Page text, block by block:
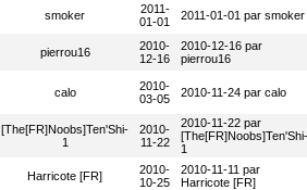
smoker
2011-
01-01
2011-01-01 par smoker
pierrou16
2010-
12-16
2010-12-16 par
pierrou16
calo
2010-
03-05
2010-11-24 par calo
[The[FR]Noobs]Ten'Shi-
1
2010-
11-22
2010-11-22 par
[The[FR]Noobs]Ten'Shi-
1
Harricote [FR]
2010-
10-25
2010-11-11 par
Harricote [FR]